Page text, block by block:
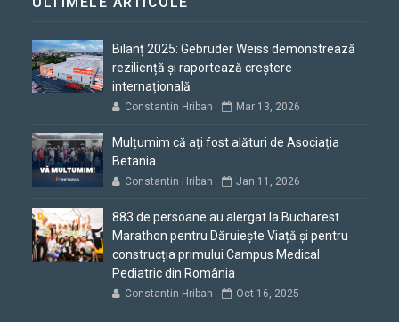
Bilanț 2025: Gebrüder Weiss demonstrează
reziliență și raportează creștere
internațională
Constantin Hriban Mar 13, 2026
Mulțumim că ați fost alături de Asociația
Betania
Constantin Hriban Jan 11, 2026
883 de persoane au alergat la Bucharest
Marathon pentru Dăruiește Viață și pentru
construcția primului Campus Medical
Pediatric din România
Constantin Hriban Oct 16, 2025